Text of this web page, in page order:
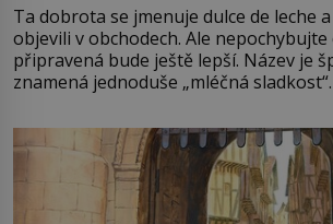
Ta dobrota se jmenuje dulce de leche
objevili v obchodech. Ale
připravená bude ještě lepší. Název je
znamená jednoduše „mléčná
pře hned několik latinskoamerických
Francie, kde se traduje,